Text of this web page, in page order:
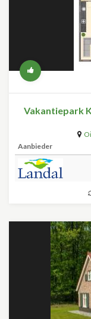
Vakantiepark
Aanbieder